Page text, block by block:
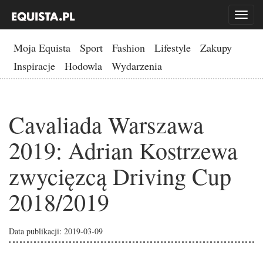
Toggle
Moja Equista Sport Fashion Lifestyle
Zakupy
Inspiracje
Hodowla Wydarzenia
Cavaliada Warszawa
2019: Adrian Kostrzewa
zwycięzcą Driving Cup
2018/2019
Data publikacji: 2019-03-09